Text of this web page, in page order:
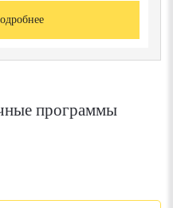
программы